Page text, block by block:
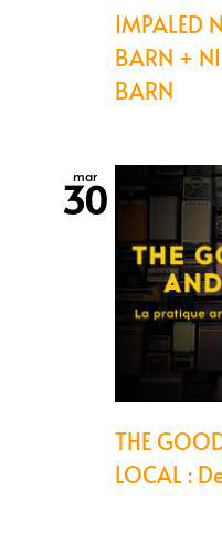
IMPALED
BARN +
BARN
mar
30
THE
LOCAL :